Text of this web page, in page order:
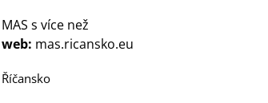
MAS s více než
web: mas.ricansko.eu
Říčansko